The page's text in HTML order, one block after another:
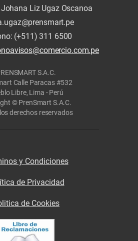
Johana Liz Ugaz Oscanoa
(+511) 311 6500
S.A.C.
Calle Paracas #532
Libre, Lima - Perú
© PrenSmart S.A.C.
derechos reservados
y Condiciones
de Privacidad
de Cookies